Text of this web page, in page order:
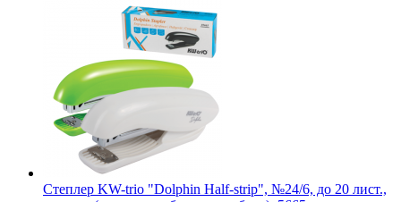
Степлер KW-trio "Dolphin Half-strip", №24/6, до 20 лист.,